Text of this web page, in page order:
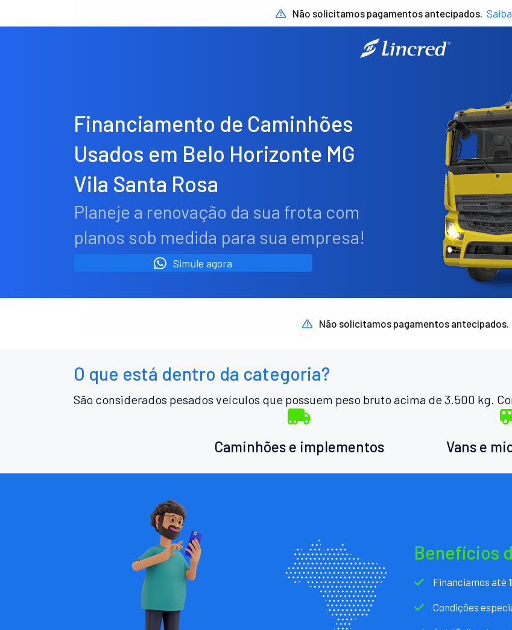
Não solicitamos pagamentos antecipados.
Financiamento de Caminhões
Usados em Belo Horizonte MG
Vila Santa Rosa
Planeje a renovação da sua frota com
planos sob medida para sua empresa!
Simule agora
Não solicitamos pagamentos antecipados.
O que está dentro da categoria?
São considerados pesados veículos que possuem peso bruto acima de 3.500 kg.
Caminhões e implementos Vans e
Benefícios
Financiamos até
Condições